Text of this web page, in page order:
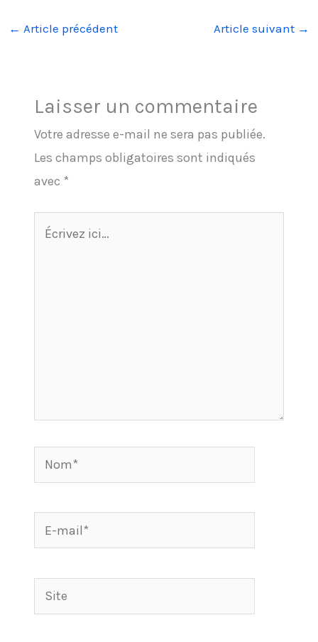
← Article précédent Article suivant →
Laisser un commentaire
Votre adresse e-mail ne sera pas publiée.
Les champs obligatoires sont indiqués
avec *
Écrivez
Nom*
E-
mail*
Site